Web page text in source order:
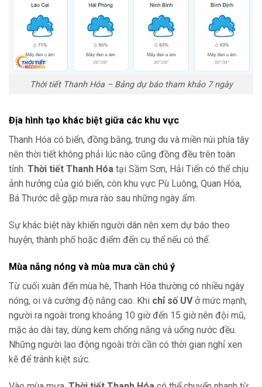
Thời tiết Thanh Hóa – Bảng dự báo tham khảo 7 ngày
Địa hình tạo khác biệt giữa các khu vực
Thanh Hóa có biển, đồng bằng, trung du và miền núi phía tây
nên thời tiết không phải lúc nào cũng đồng đều trên toàn
tỉnh. Thời tiết Thanh Hóa tại Sầm Sơn, Hải Tiến có thể chịu
ảnh hưởng của gió biển, còn khu vực Pù Luông, Quan Hóa,
Bá Thước dễ gặp mưa rào sau những ngày ẩm.
Sự khác biệt này khiến người dân nên xem dự báo theo
huyện, thành phố hoặc điểm đến cụ thể nếu có thể.
Mùa nắng nóng và mùa mưa cần chú ý
Từ cuối xuân đến mùa hè, Thanh Hóa thường có nhiều ngày
nóng, oi và cường độ nắng cao. Khi chỉ số UVở mức mạnh,
người ra ngoài trong khoảng 10 giờ đến 15 giờ nên đội mũ,
mặc áo dài tay, dùng kem chống nắng và uống nước đều.
Những người lao động ngoài trời cần có thời gian nghỉ xen
kẽ để tránh kiệt sức.